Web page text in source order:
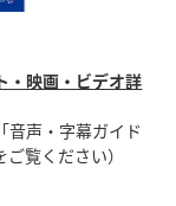
・映画・ビデオ詳
音声・字幕ガイド
覧ください）